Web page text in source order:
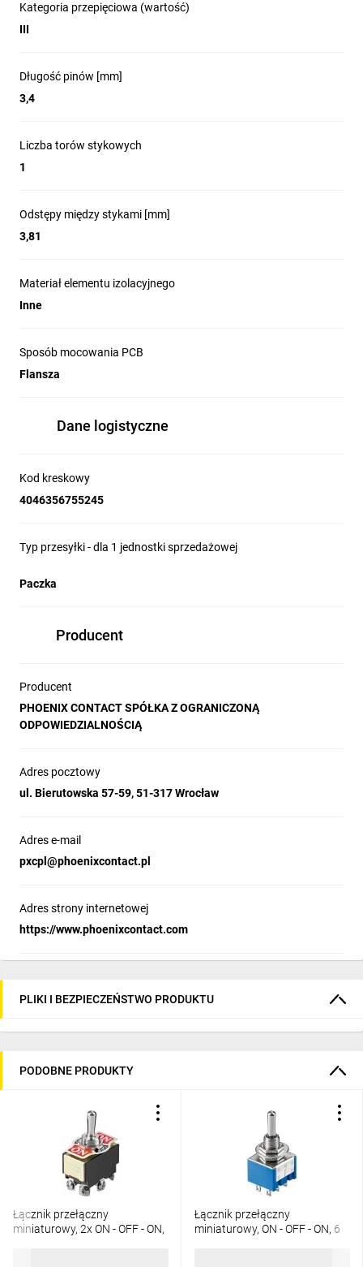
Kategoria przepięciowa (wartość)
III
Długość pinów [mm]
3,4
Liczba torów stykowych
1
Odstępy między stykami [mm]
3,81
Materiał elementu izolacyjnego
Inne
Sposób mocowania PCB
Flansza
Dane logistyczne
Kod kreskowy
4046356755245
Typ przesyłki - dla 1 jednostki sprzedażowej
Paczka
Producent
Producent
PHOENIX CONTACT SPÓŁKA Z OGRANICZONĄ
ODPOWIEDZIALNOŚCIĄ
Adres pocztowy
ul. Bierutowska 57-59, 51-317 Wrocław
Adres e-mail
pxcpl@phoenixcontact.pl
Adres strony internetowej
https://www.phoenixcontact.com
PLIKI I BEZPIECZEŃSTWO PRODUKTU
PODOBNE PRODUKTY
Łącznik przełączny
miniaturowy, 2x ON - OFF - ON,
Łącznik przełączny
miniaturowy, ON - OFF - ON, 6